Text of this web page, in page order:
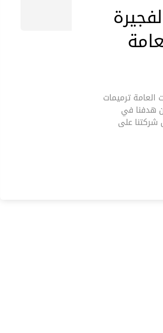
|0545574752|الترميمات العامة ترميمات
هدفنا في
على